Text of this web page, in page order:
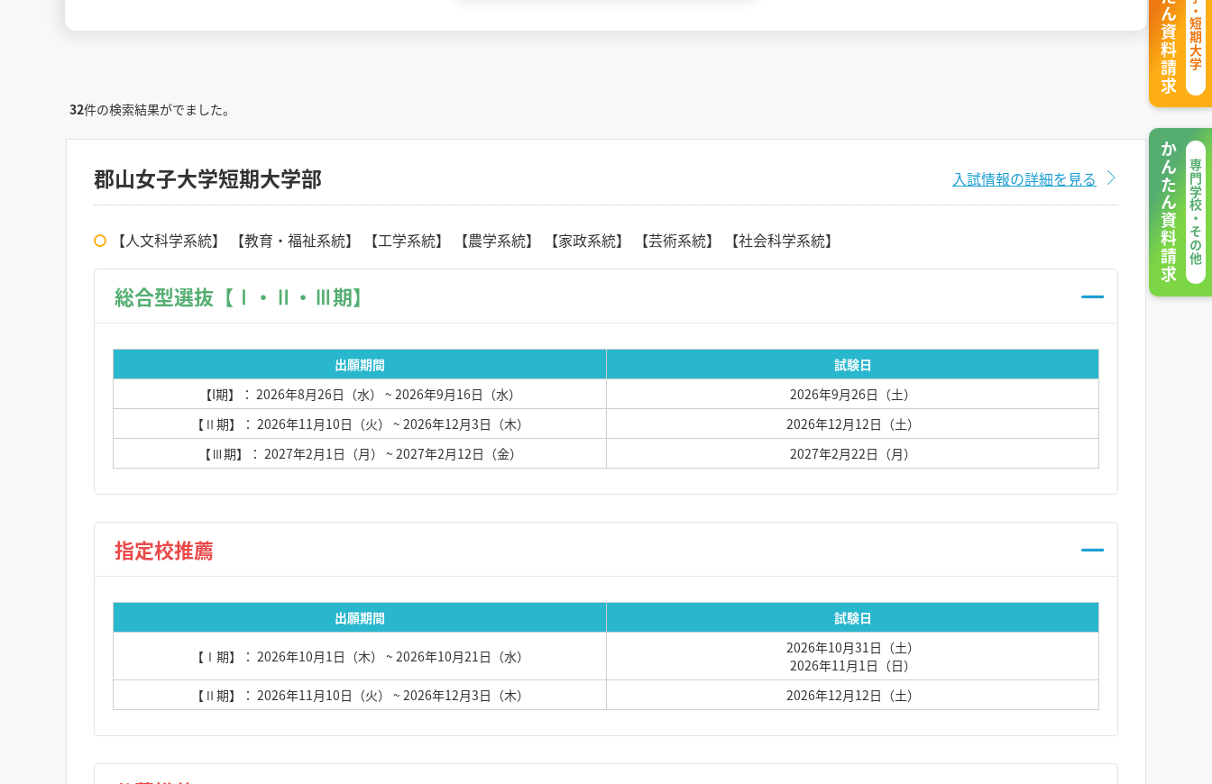
32件の検索結果がでました。
郡山女子大学短期大学部 入試情報の詳細を見る
【人文科学系統】 【教育・福祉系統】 【工学系統】 【農学系統】 【家政系統】 【芸術系統】 【社会科学系統】
出願期間
試験日
【I期】： 2026年8月26日（水） ~ 2026年9月16日（水）
2026年9月26日（土）
【Ⅱ期】： 2026年11月10日（火） ~ 2026年12月3日（木）
2026年12月12日（土）
【Ⅲ期】： 2027年2月1日（月） ~ 2027年2月12日（金） 2027年2月22日（月）
出願期間 試験日
【Ⅰ期】： 2026年10月1日（木） ~ 2026年10月21日（水）
2026年10月31日（土）
2026年11月1日（日）
【Ⅱ期】： 2026年11月10日（火） ~ 2026年12月3日（木） 2026年12月12日（土）
大学・短期大学
専門学校・その他
かんたん資料請求